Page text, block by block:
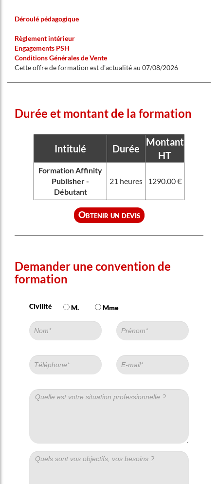
Déroulé pédagogique
Règlement intérieur
Engagements PSH
Conditions Générales de Vente
Cette offre de formation est d'actualité au 07/08/2026
Durée et montant de la formation
Intitulé Durée
Montant
HT
Formation Affinity
Publisher -
Débutant
21 heures 1290.00 €
Obtenir un devis
Demander une convention de
formation
Civilité M. Mme